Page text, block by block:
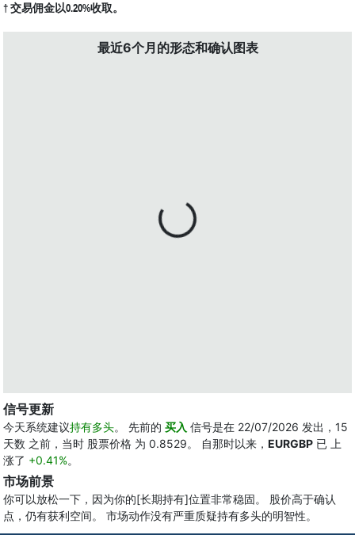
† 交易佣金以0.20%收取。
最近6个月的形态和确认图表
信号更新
今天系统建议持有多头。 先前的 买入 信号是在 22/07/2026 发出，15
天数 之前，当时 股票价格 为 0.8529。 自那时以来， EURGBP 已 上
涨了 +0.41%。
市场前景
你可以放松一下，因为你的[长期持有]位置非常稳固。 股价高于确认
点，仍有获利空间。 市场动作没有严重质疑持有多头的明智性。